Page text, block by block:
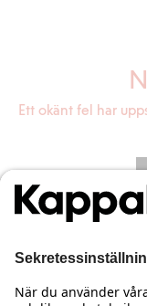
Ett okänt fel har